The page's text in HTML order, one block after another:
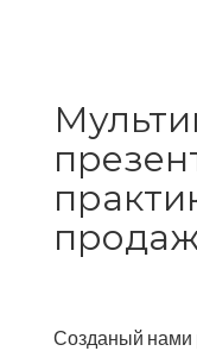
Созданый нами